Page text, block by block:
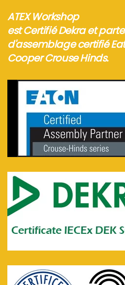
ATEX Workshop
est Certifié Dekra et
d'assemblage certifié
Cooper Crouse Hinds.